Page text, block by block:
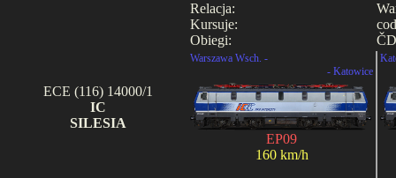
Relacja:
Kursuje:
Obiegi:
ECE (116) 14000/1
IC
SILESIA
Warszawa Wsch. -
- Katowice
EP09
160 km/h